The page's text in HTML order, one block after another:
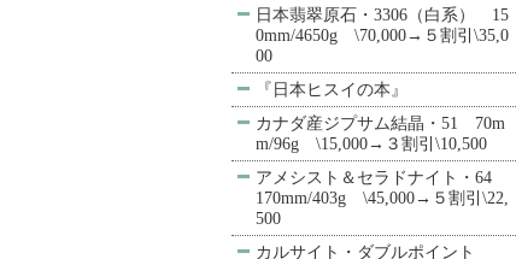
日本翡翠原石・3306（白系） 15
0mm/4650g \70,000→５割引\35,0
00
『日本ヒスイの本』
カナダ産ジプサム結晶・51 70m
m/96g \15,000→３割引\10,500
アメシスト＆セラドナイト・64
170mm/403g \45,000→５割引\22,
500
カルサイト・ダブルポイント